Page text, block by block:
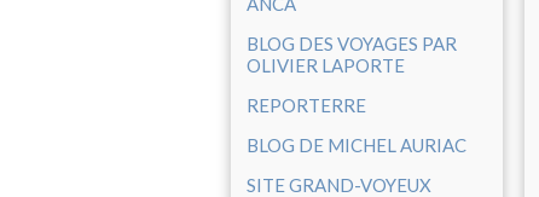
BLOG DES VOYAGES PAR
OLIVIER LAPORTE
REPORTERRE
BLOG DE MICHEL AURIAC
SITE GRAND-VOYEUX